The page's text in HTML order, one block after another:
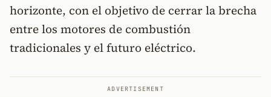
horizonte, con el objetivo de cerrar la brecha
entre los motores de combustión
tradicionales y el futuro eléctrico.
ADVERTISEMENT